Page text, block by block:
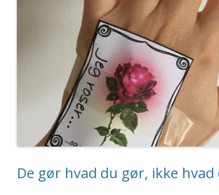
De gør hvad du gør, ikke